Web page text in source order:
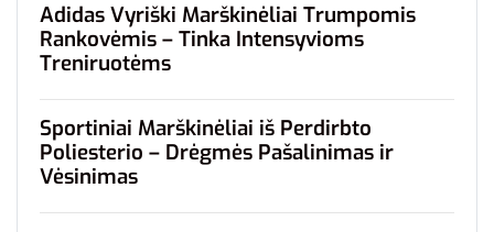
Adidas Vyriški Marškinėliai Trumpomis
Rankovėmis – Tinka Intensyvioms
Treniruotėms
Sportiniai Marškinėliai iš Perdirbto
Poliesterio – Drėgmės Pašalinimas ir
Vėsinimas